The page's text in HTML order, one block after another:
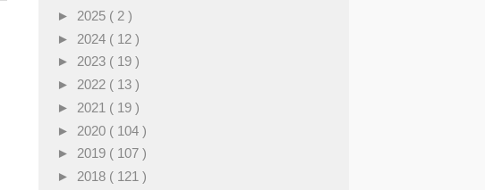
► 2025 ( 2 )
► 2024 ( 12 )
► 2023 ( 19 )
► 2022 ( 13 )
► 2021 ( 19 )
► 2020 ( 104 )
► 2019 ( 107 )
► 2018 ( 121 )